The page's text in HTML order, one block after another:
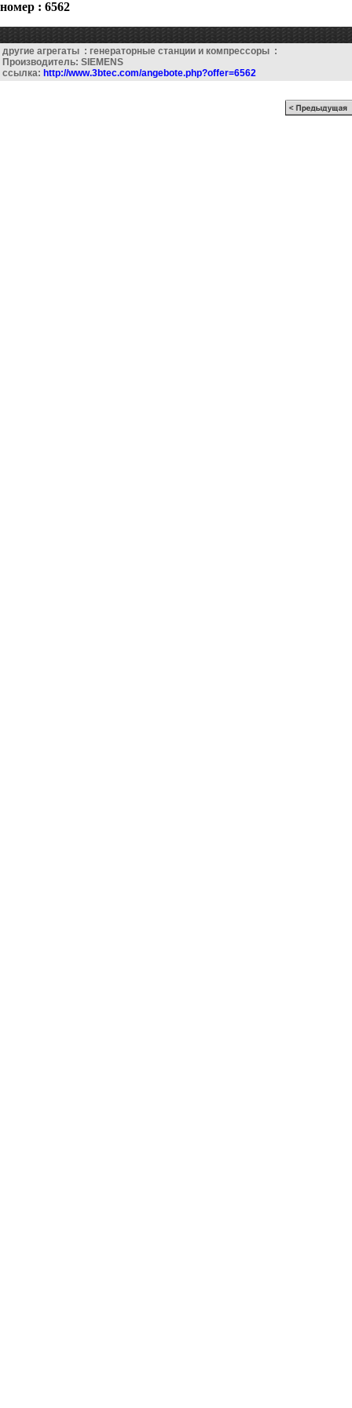
номер : 6562
другие агрегаты : генераторные станции и компрессоры :
Производитель: SIEMENS
ссылка: http://www.3btec.com/angebote.php?offer=6562